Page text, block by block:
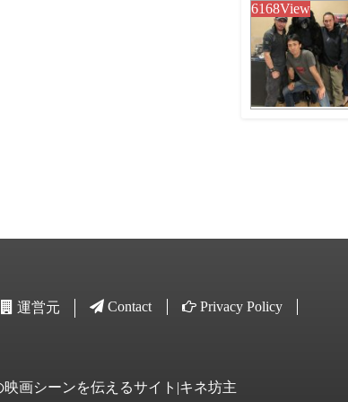
6168View
運営元 Contact Privacy Policy
映画シーンを伝えるサイト|キネ坊主